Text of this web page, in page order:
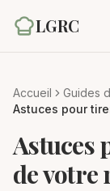
LGRC
Accueil
Guides
Astuces pour
Astuces
de